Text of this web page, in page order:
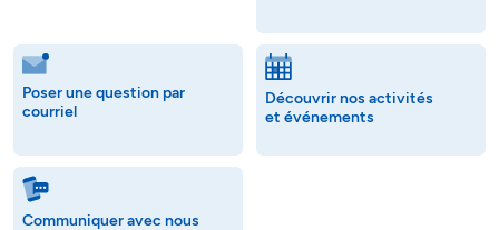
Poser une question par
courriel
Découvrir nos activités
et événements
Communiquer avec nous